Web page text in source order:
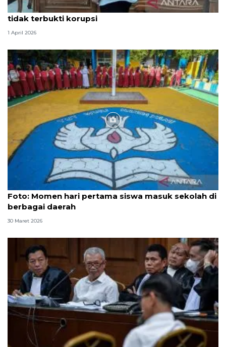
Hakim PN Medan vonis bebas Amsal Sitepu karena
tidak terbukti korupsi
1 April 2026
Foto: Momen hari pertama siswa masuk sekolah di
berbagai daerah
30 Maret 2026